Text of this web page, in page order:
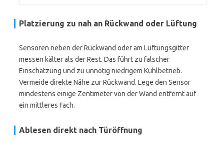
Platzierung zu nah an Rückwand oder Lüftung
Sensoren neben der Rückwand oder am Lüftungsgitter
messen kälter als der Rest. Das führt zu falscher
Einschätzung und zu unnötig niedrigem Kühlbetrieb.
Vermeide direkte Nähe zur Rückwand. Lege den Sensor
mindestens einige Zentimeter von der Wand entfernt auf
ein mittleres Fach.
Ablesen direkt nach Türöffnung